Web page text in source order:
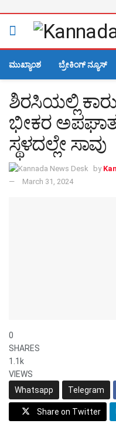
ಮುಖ್ಯಾಂಶ ಬ್ರೇಕಿಂಗ್ ನ್ಯೂಸ್
ಶಿರಸಿಯಲ್ಲಿ
ಭೀಕರ
ಸ್ಥಳದಲ್ಲೇ ಸಾವು
by
March 31, 2024
0
SHARES
1.1k
VIEWS
Whatsapp
Telegram
Share on Twitter